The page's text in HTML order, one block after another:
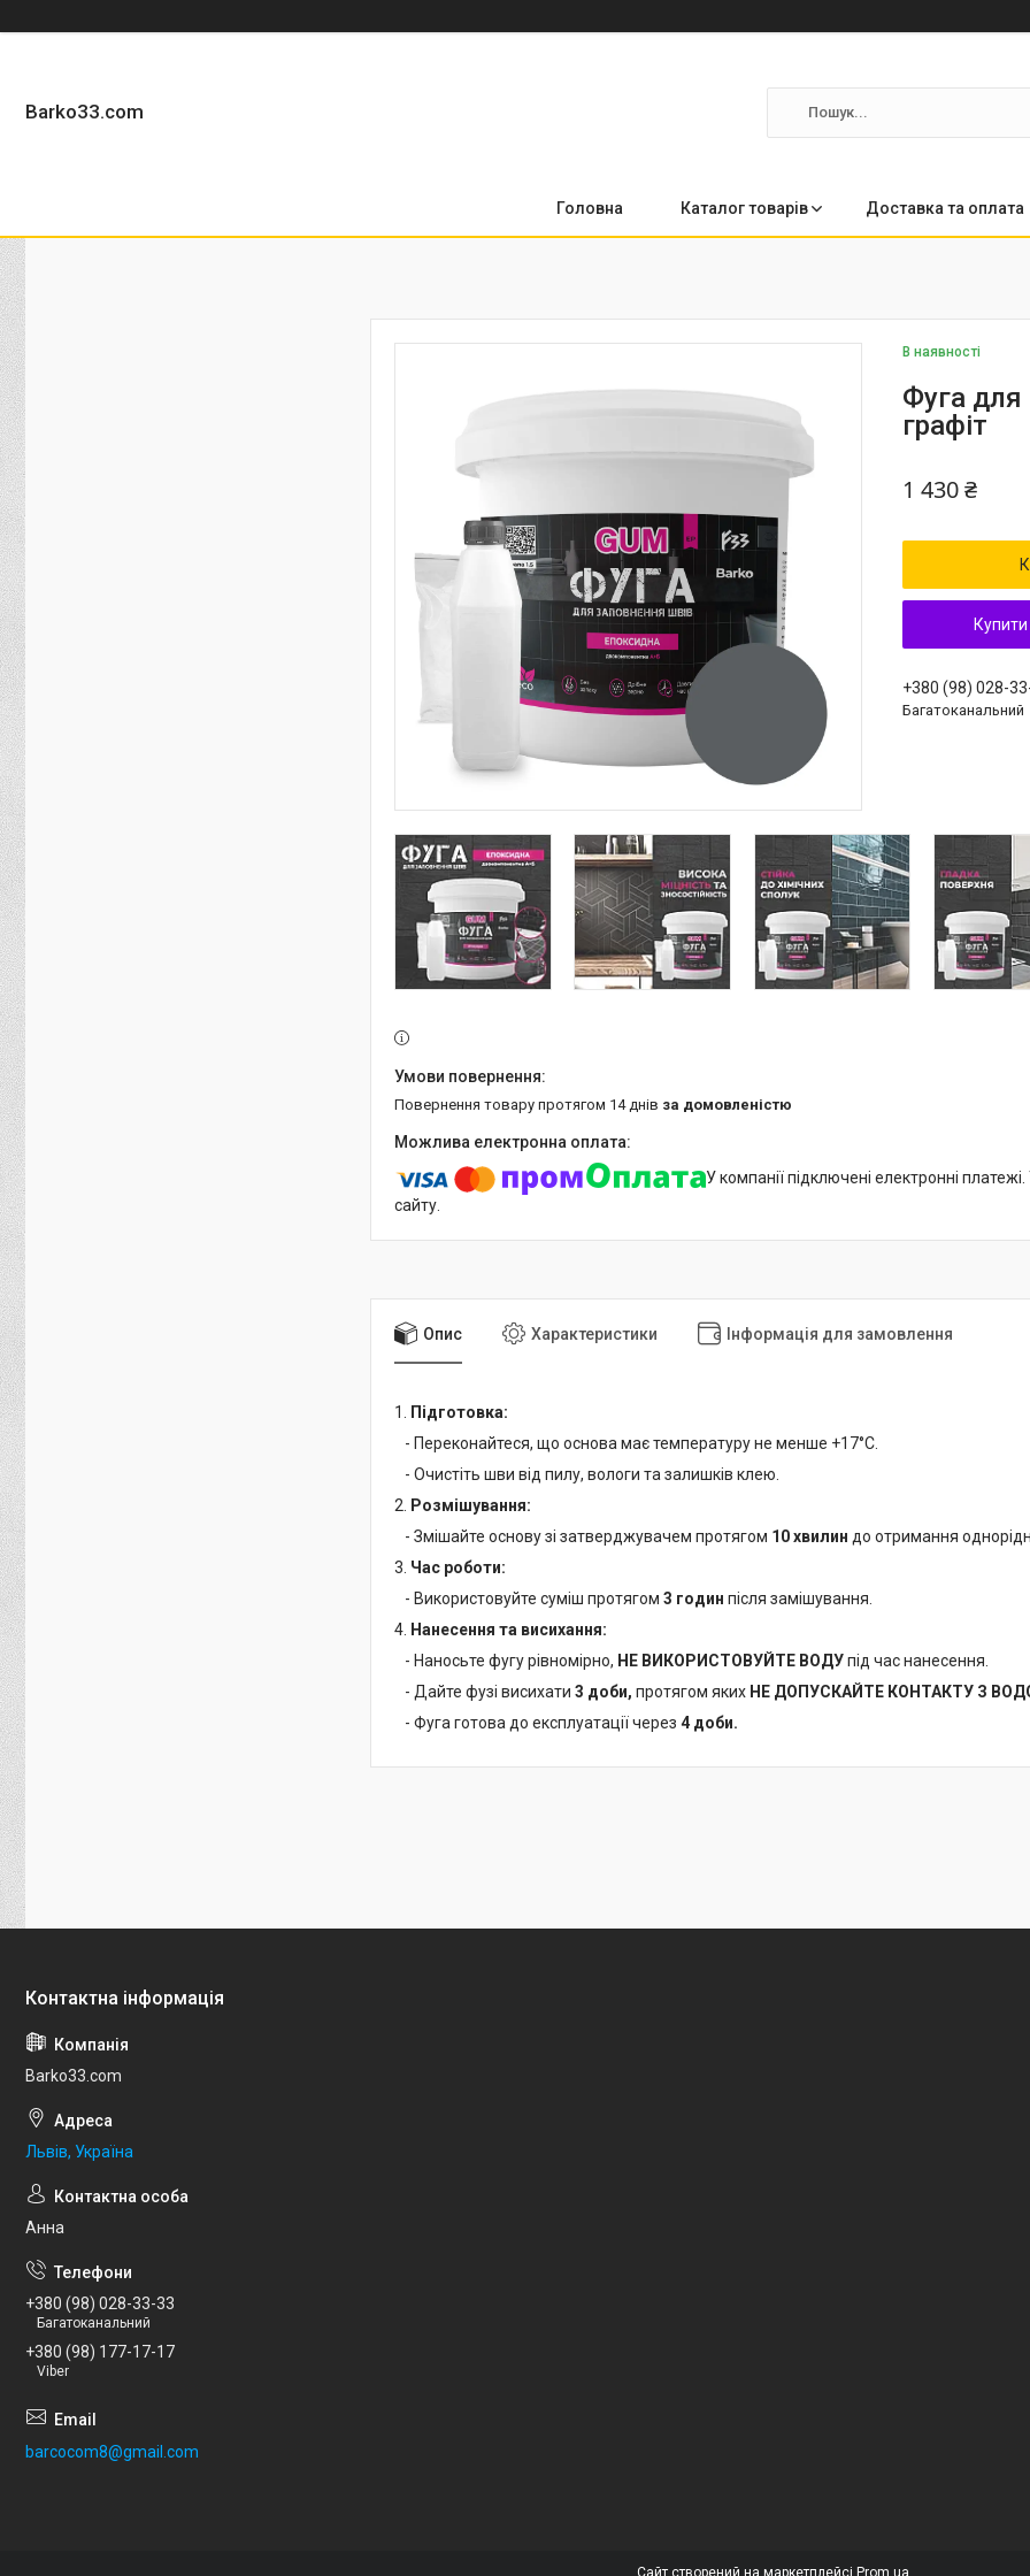
Barko33.com
Головна Каталог товарів Доставка та оплата
В наявності
Фуга для
графіт
1 430 ₴
Купити
+380 (98) 028-
Багатоканальний
повернення товару протягом 14 днів за домовленістю
У компанії підключені електронні
сайту.
Опис Характеристики Інформація для замовлення
1. Підготовка:
- Переконайтеся, що основа має температуру не менше +17°С.
- Очистіть шви від пилу, вологи та залишків клею.
2. Розмішування:
- Змішайте основу зі затверджувачем протягом 10 хвилин до отримання
3. Час роботи:
- Використовуйте суміш протягом 3 годин після замішування.
4. Нанесення та висихання:
- Наносьте фугу рівномірно, НЕ ВИКОРИСТОВУЙТЕ ВОДУпід час нанесення.
- Дайте фузі висихати 3 доби, протягом яких НЕ ДОПУСКАЙТЕ КОНТАКТУ З
- Фуга готова до експлуатації через 4 доби.
Barko33.com
Львів, Україна
Анна
+380 (98) 028-33-33
Багатоканальний
+380 (98) 177-17-17
Viber
barcocom8@gmail.com
Сайт створений на маркетплейсі Prom.ua